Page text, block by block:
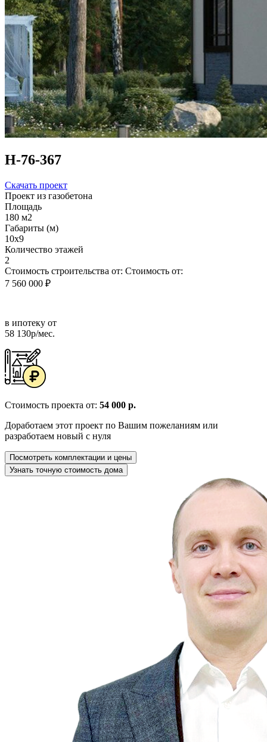
Н-76-367
Скачать проект
Проект из газобетона
Площадь
180 м2
Габариты (м)
10x9
Количество этажей
2
Стоимость строительства от: Стоимость от:
7 560 000 ₽
в ипотеку от
58 130р/мес.
Стоимость проекта от: 54 000 р.
Доработаем этот проект по Вашим пожеланиям или
разработаем новый с нуля
Посмотреть комплектации и цены
Узнать точную стоимость дома